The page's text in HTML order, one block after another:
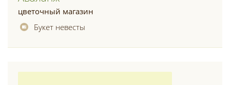
цветочный магазин
Букет невесты